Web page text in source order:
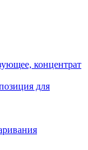
концентрат
для